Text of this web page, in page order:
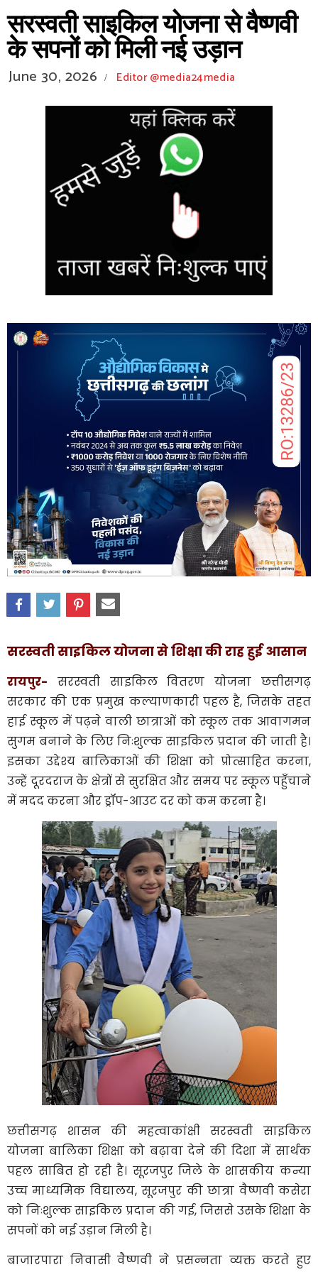
सरस्वती साइकिल योजना से वैष्णवी
के सपनों को मिली नई उड़ान
June 30, 2026 / Editor @media24media
सरस्वती साइकिल योजना से शिक्षा की राह हुई आसान
रायपुर- सरस्वती साइकिल वितरण योजना छत्तीसगढ़
सरकार की एक प्रमुख कल्याणकारी पहल है, जिसके तहत
हाई स्कूल में पढ़ने वाली छात्राओं को स्कूल तक आवागमन
सुगम बनाने के लिए निःशुल्क साइकिल प्रदान की जाती है।
इसका उद्देश्य बालिकाओं की शिक्षा को प्रोत्साहित करना,
उन्हें दूरदराज के क्षेत्रों से सुरक्षित और समय पर स्कूल पहुँचाने
में मदद करना और ड्रॉप-आउट दर को कम करना है।
छत्तीसगढ़ शासन की महत्वाकांक्षी सरस्वती साइकिल
योजना बालिका शिक्षा को बढ़ावा देने की दिशा में सार्थक
पहल साबित हो रही है। सूरजपुर जिले के शासकीय कन्या
उच्च माध्यमिक विद्यालय, सूरजपुर की छात्रा वैष्णवी कसेरा
को निःशुल्क साइकिल प्रदान की गई, जिससे उसके शिक्षा के
सपनों को नई उड़ान मिली है।
बाजारपारा निवासी वैष्णवी ने प्रसन्नता व्यक्त करते हुए